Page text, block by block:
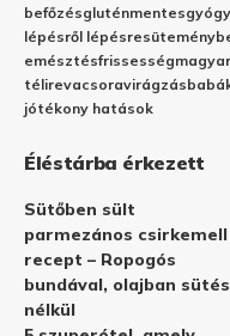
befőzésgluténmentes
lépésről lépésresütemény
emésztésfrissesség
télirevacsoravirágzás
jótékony hatások
Éléstárba érkezett
Sütőben sült
parmezános csirkemell
recept – Ropogós
bundával, olajban sütés
nélkül